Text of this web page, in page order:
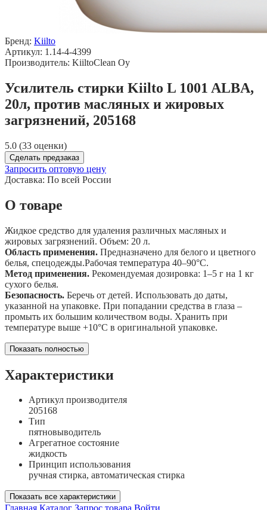
Бренд: Kiilto
Артикул: 1.14-4-4399
Производитель: KiiltoClean Oy
Усилитель стирки Kiiltо L 1001 ALBA,
20л, против масляных и жировых
загрязнений, 205168
5.0 (33 оценки)
Сделать предзаказ
Запросить оптовую цену
Доставка: По всей России
О товаре
Жидкое средство для удаления различных масляных и
жировых загрязнений. Объем: 20 л.
Область применения. Предназначено для белого и цветного
белья, спецодежды.Рабочая температура 40–90°С.
Метод применения. Рекомендуемая дозировка: 1–5 г на 1 кг
сухого белья.
Безопасность. Беречь от детей. Использовать до даты,
указанной на упаковке. При попадании средства в глаза –
промыть их большим количеством воды. Хранить при
температуре выше +10°C в оригинальной упаковке.
Показать полностью
Характеристики
Артикул производителя
205168
Тип
пятновыводитель
Агрегатное состояние
жидкость
Принцип использования
ручная стирка, автоматическая стирка
Показать все характеристики